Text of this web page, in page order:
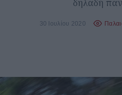
δηλαδή
30 Ιουλίου 2020